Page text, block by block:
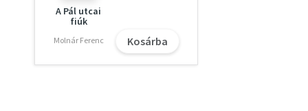
A Pál utcai
fiúk
Molnár Ferenc Kosárba